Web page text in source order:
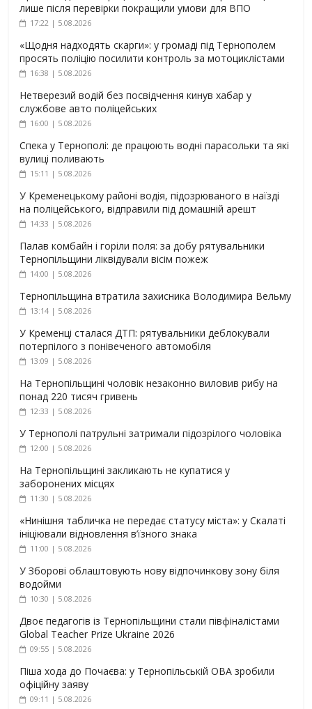
лише після перевірки покращили умови для ВПО
17:22 | 5.08.2026
«Щодня надходять скарги»: у громаді під Тернополем
просять поліцію посилити контроль за мотоциклістами
16:38 | 5.08.2026
Нетверезий водій без посвідчення кинув хабар у
службове авто поліцейських
16:00 | 5.08.2026
Спека у Тернополі: де працюють водні парасольки та які
вулиці поливають
15:11 | 5.08.2026
У Кременецькому районі водія, підозрюваного в наїзді
на поліцейського, відправили під домашній арешт
14:33 | 5.08.2026
Палав комбайн і горіли поля: за добу рятувальники
Тернопільщини ліквідували вісім пожеж
14:00 | 5.08.2026
Тернопільщина втратила захисника Володимира Вельму
13:14 | 5.08.2026
У Кременці сталася ДТП: рятувальники деблокували
потерпілого з понівеченого автомобіля
13:09 | 5.08.2026
На Тернопільщині чоловік незаконно виловив рибу на
понад 220 тисяч гривень
12:33 | 5.08.2026
У Тернополі патрульні затримали підозрілого чоловіка
12:00 | 5.08.2026
На Тернопільщині закликають не купатися у
заборонених місцях
11:30 | 5.08.2026
«Нинішня табличка не передає статусу міста»: у Скалаті
ініціювали відновлення в’їзного знака
11:00 | 5.08.2026
У Зборові облаштовують нову відпочинкову зону біля
водойми
10:30 | 5.08.2026
Двоє педагогів із Тернопільщини стали півфіналістами
Global Teacher Prize Ukraine 2026
09:55 | 5.08.2026
Піша хода до Почаєва: у Тернопільській ОВА зробили
офіційну заяву
09:11 | 5.08.2026